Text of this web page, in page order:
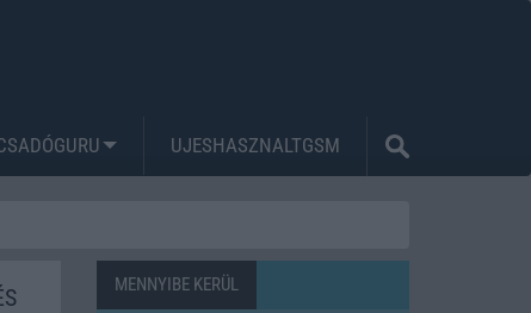
UJESHASZNALTGSM
MENNYIBE KERÜL